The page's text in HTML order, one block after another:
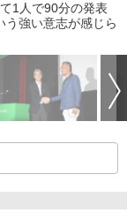
1人で90分の発表
う強い意志が感じら